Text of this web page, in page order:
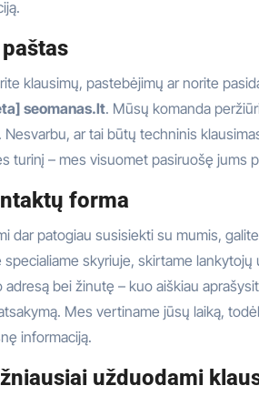
klausimų, pastebėjimų ar norite
seomanas.lt. Mūsų komanda
Nesvarbu, ar tai būtų techninis
turinį – mes visuomet pasiruošę jums
forma
dar patogiau susisiekti su mumis,
specialiame skyriuje, skirtame
adresą bei žinutę – kuo aiškiau
Mes vertiname jūsų laiką,
informaciją.
užduodami